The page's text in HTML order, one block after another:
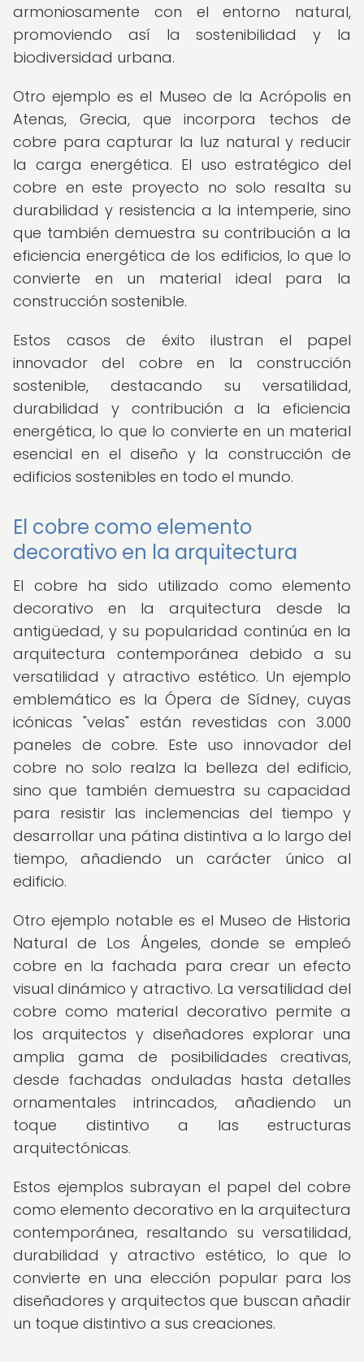
armoniosamente con el entorno natural,
promoviendo así la sostenibilidad y la
biodiversidad urbana.
Otro ejemplo es el Museo de la Acrópolis en
Atenas, Grecia, que incorpora techos de
cobre para capturar la luz natural y reducir
la carga energética. El uso estratégico del
cobre en este proyecto no solo resalta su
durabilidad y resistencia a la intemperie, sino
que también demuestra su contribución a la
eficiencia energética de los edificios, lo que lo
convierte en un material ideal para la
construcción sostenible.
Estos casos de éxito ilustran el papel
innovador del cobre en la construcción
sostenible, destacando su versatilidad,
durabilidad y contribución a la eficiencia
energética, lo que lo convierte en un material
esencial en el diseño y la construcción de
edificios sostenibles en todo el mundo.
El cobre como elemento
decorativo en la arquitectura
El cobre ha sido utilizado como elemento
decorativo en la arquitectura desde la
antigüedad, y su popularidad continúa en la
arquitectura contemporánea debido a su
versatilidad y atractivo estético. Un ejemplo
emblemático es la Ópera de Sídney, cuyas
icónicas "velas" están revestidas con 3.000
paneles de cobre. Este uso innovador del
cobre no solo realza la belleza del edificio,
sino que también demuestra su capacidad
para resistir las inclemencias del tiempo y
desarrollar una pátina distintiva a lo largo del
tiempo, añadiendo un carácter único al
edificio.
Otro ejemplo notable es el Museo de Historia
Natural de Los Ángeles, donde se empleó
cobre en la fachada para crear un efecto
visual dinámico y atractivo. La versatilidad del
cobre como material decorativo permite a
los arquitectos y diseñadores explorar una
amplia gama de posibilidades creativas,
desde fachadas onduladas hasta detalles
ornamentales intrincados, añadiendo un
toque distintivo a las estructuras
arquitectónicas.
Estos ejemplos subrayan el papel del cobre
como elemento decorativo en la arquitectura
contemporánea, resaltando su versatilidad,
durabilidad y atractivo estético, lo que lo
convierte en una elección popular para los
diseñadores y arquitectos que buscan añadir
un toque distintivo a sus creaciones.